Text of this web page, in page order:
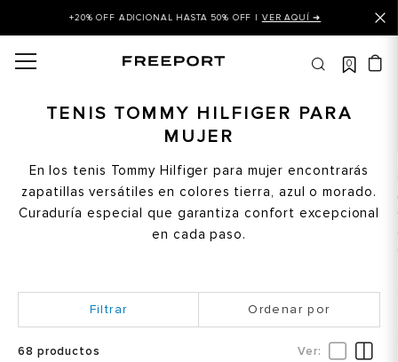
+20% OFF ADICIONAL HASTA 50% OFF | VER AQUÍ ➜
0
TENIS TOMMY HILFIGER PARA
MUJER
En los tenis Tommy Hilfiger para mujer encontrarás
zapatillas versátiles en colores tierra, azul o morado.
Curaduría especial que garantiza confort excepcional
en cada paso.
Ordenar por
68 productos
balance 327
klein
balance 574